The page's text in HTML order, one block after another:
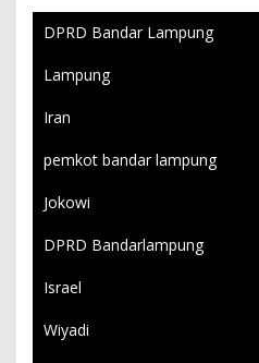
DPRD Bandar Lampung
Lampung
Iran
pemkot bandar lampung
Jokowi
DPRD Bandarlampung
Israel
Wiyadi